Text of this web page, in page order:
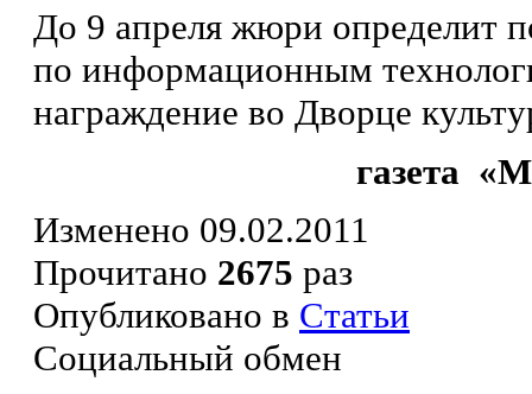
До 9 апреля жюри определит
по информационным
награждение во Дворце
газета
Изменено 09.02.2011
Прочитано 2675 раз
Опубликовано в Статьи
Социальный обмен